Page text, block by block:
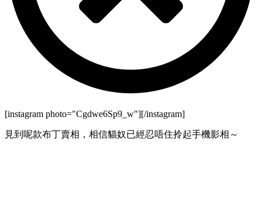
[instagram photo="Cgdwe6Sp9_w"][/instagram]
見到呢款布丁賣相，相信貓奴已經忍唔住拎起手機影相～